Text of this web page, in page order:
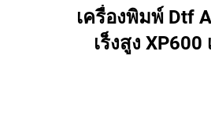
เครื่องพิมพ์ Dtf
เร็งสูง XP600